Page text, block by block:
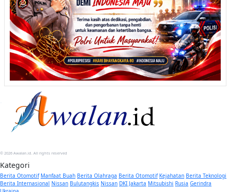
© 2026 Awalan.id. All rights reserved
Kategori
Berita Otomotif Manfaat Buah Berita Olahraga Berita Otomotif Kejahatan Berita Teknologi
Berita Internasional Nissan Bulutangkis Nissan DKI Jakarta Mitsubishi Rusia Gerindra